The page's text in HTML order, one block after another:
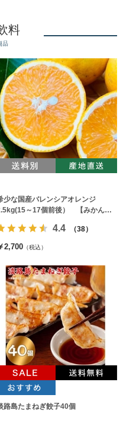
料
品
少な国産バレンシアオレンジ
～17個前後） 【みかんの
4.4 （38）
2,700 （税込）
路島たまねぎ餃子40個